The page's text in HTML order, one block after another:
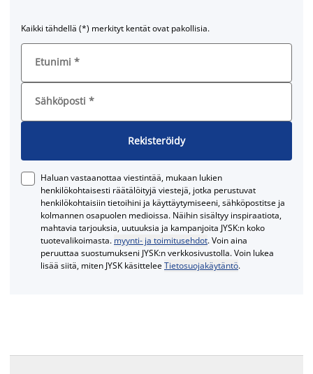
Kaikki tähdellä (*) merkityt kentät ovat pakollisia.
Etunimi *
Sähköposti *
Rekisteröidy
Haluan vastaanottaa viestintää, mukaan lukien
henkilökohtaisesti räätälöityjä viestejä, jotka perustuvat
henkilökohtaisiin tietoihini ja käyttäytymiseeni, sähköpostitse ja
kolmannen osapuolen medioissa. Näihin sisältyy inspiraatiota,
mahtavia tarjouksia, uutuuksia ja kampanjoita JYSK:n koko
tuotevalikoimasta. myynti- ja toimitusehdot. Voin aina
peruuttaa suostumukseni JYSK:n verkkosivustolla. Voin lukea
lisää siitä, miten JYSK käsitteleeTietosuojakäytäntö.